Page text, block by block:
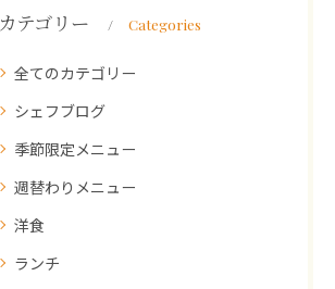
カテゴリー Categories
全てのカテゴリー
シェフブログ
季節限定メニュー
週替わりメニュー
洋食
ランチ